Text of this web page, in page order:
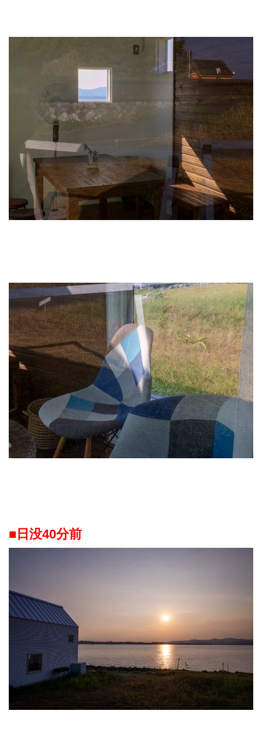
■日没40分前